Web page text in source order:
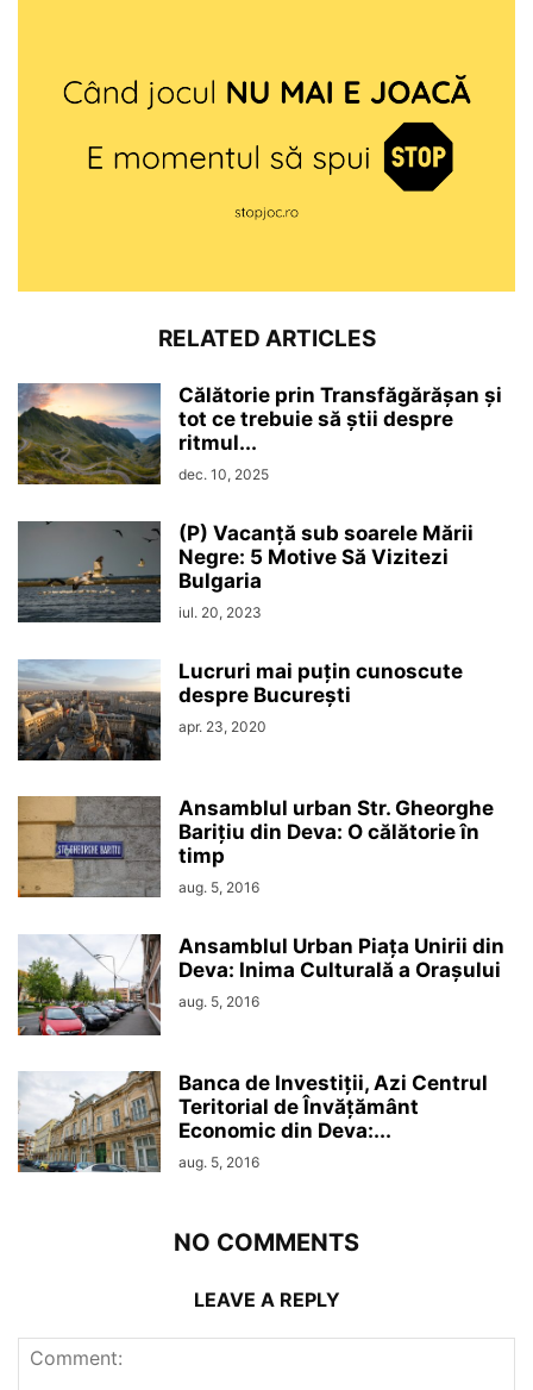
RELATED ARTICLES
Călătorie prin Transfăgărășan și
tot ce trebuie să știi despre
ritmul...
dec. 10, 2025
(P) Vacanță sub soarele Mării
Negre: 5 Motive Să Vizitezi
Bulgaria
iul. 20, 2023
Lucruri mai puțin cunoscute
despre București
apr. 23, 2020
Ansamblul urban Str. Gheorghe
Barițiu din Deva: O călătorie în
timp
aug. 5, 2016
Ansamblul Urban Piața Unirii din
Deva: Inima Culturală a Orașului
aug. 5, 2016
Banca de Investiții, Azi Centrul
Teritorial de Învățământ
Economic din Deva:...
aug. 5, 2016
NO COMMENTS
LEAVE A REPLY